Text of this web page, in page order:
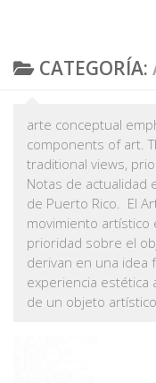
CATEGORÍA:
arte conceptual
components of art.
traditional views,
Notas de actualidad
de Puerto Rico. El
movimiento
prioridad sobre el
derivan en una idea
experiencia estética
de un objeto